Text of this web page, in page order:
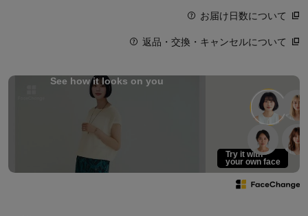
お届け日数について
返品・交換・キャンセルについて
See how it looks on you
Try it with
your own face